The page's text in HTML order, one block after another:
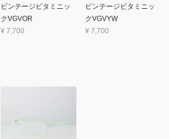
ビンテージビタミニッ
クVGVOR
¥ 7,700
ビンテージビタミニッ
クVGVYW
¥ 7,700